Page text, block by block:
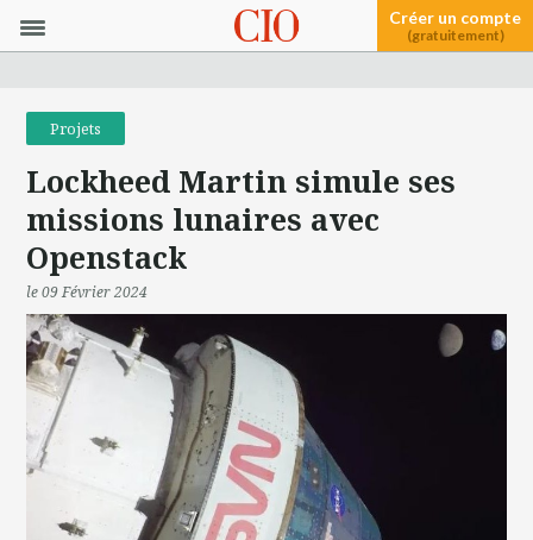
Créer un compte
(gratuitement)
Projets
Lockheed Martin simule ses
missions lunaires avec
Openstack
le 09 Février 2024